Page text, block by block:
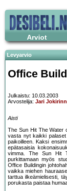
Arviot
Levyarvio
Office
Julkaistu: 10.03.2003
Arvostelija: Jari
Aisti
The Sun Hit The Water
vasta nyt kaikki
paikoilleen. Kaksi
epätasaisia
vimma. The Sun Hit
purkittamaan myös
Office Buildingin
vaikka miehen
tarttua ilkeämielisesti,
porukasta paistaa